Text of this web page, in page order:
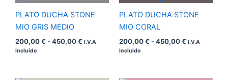
PLATO DUCHA STONE
MIO GRIS MEDIO
200,00€ -450,00€ I.V.A
incluido
PLATO DUCHA STONE
MIO CORAL
200,00€ -450,00€ I.V.A
incluido